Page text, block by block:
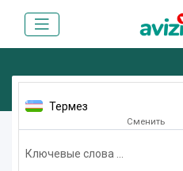
Термез
Сменить